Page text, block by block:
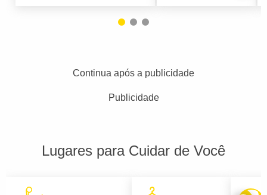
Continua após a publicidade
Publicidade
Lugares para Cuidar de Você